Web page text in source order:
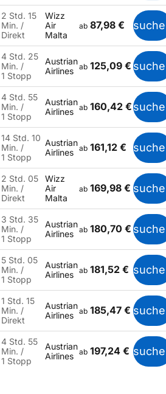
2 Std. 15
Min. /
Direkt
Wizz
Air
Malta
ab 87,98 €
4 Std. 25
Min. /
1 Stopp
Austrian
Airlines ab 125,09 €
4 Std. 55
Min. /
1 Stopp
Austrian
Airlines ab 160,42 €
14 Std. 10
Min. /
1 Stopp
Austrian
Airlines ab 161,12 €
2 Std. 05
Min. /
Direkt
Wizz
Air
Malta
ab 169,98 €
3 Std. 35
Min. /
1 Stopp
Austrian
Airlines ab 180,70 €
5 Std. 05
Min. /
1 Stopp
Austrian
Airlines ab 181,52 €
1 Std. 15
Min. /
Direkt
Austrian
Airlines ab 185,47 €
4 Std. 55
Min. /
1 Stopp
Austrian
Airlines ab 197,24 €